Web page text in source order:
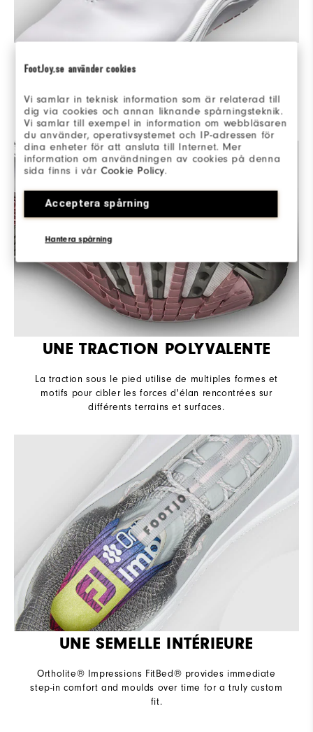
FootJoy.se använder cookies
Vi samlar in teknisk information som är relaterad till
dig via cookies och annan liknande spårningsteknik.
Vi samlar till exempel in information om webbläsaren
du använder, operativsystemet och IP-adressen för
dina enheter för att ansluta till Internet. Mer
information om användningen av cookies på denna
sida finns i vårCookie Policy.
Acceptera spårning
Hantera spårning
athlétique moderne, maximisant l'ajustement et le
confort avec une protection 100 % imperméable.
UNE TRACTION POLYVALENTE
La traction sous le pied utilise de multiples formes et
motifs pour cibler les forces d'élan rencontrées sur
différents terrains et surfaces.
UNE SEMELLE INTÉRIEURE
Ortholite® Impressions FitBed® provides immediate
step-in comfort and moulds over time for a truly custom
fit.